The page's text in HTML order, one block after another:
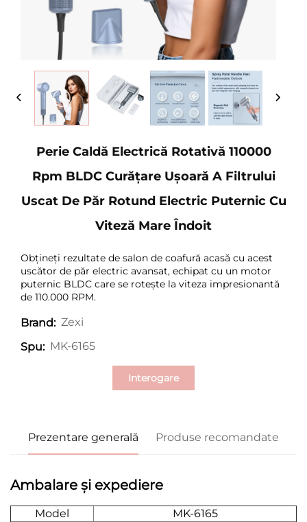
Perie Caldă Electrică Rotativă 110000
Rpm BLDC Curățare Ușoară A Filtrului
Uscat De Păr Rotund Electric Puternic Cu
Viteză Mare Îndoit
Obțineți rezultate de salon de coafură acasă cu acest
uscător de păr electric avansat, echipat cu un motor
puternic BLDC care se rotește la viteza impresionantă
de 110.000 RPM.
Brand: Zexi
Spu: MK-6165
Interogare
Prezentare generală Produse recomandate
Ambalare și expediere
Model
MK-6165